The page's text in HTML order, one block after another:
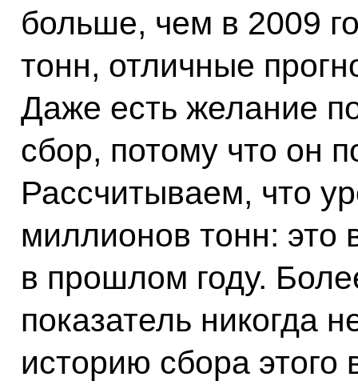
больше, чем в 2009
тонн, отличные
Даже есть желание
сбор, потому что он
Рассчитываем, что
миллионов тонн: это
в прошлом году.
показатель никогда
историю сбора этого